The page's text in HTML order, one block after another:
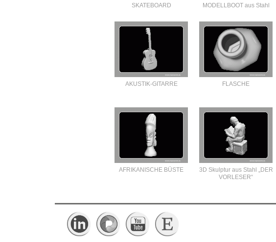
SKATEBOARD MODELLBOOT aus Stahl
AKUSTIK-GITARRE FLASCHE
AFRIKANISCHE BÜSTE
3D Skulptur aus Stahl „DER
VORLESER“